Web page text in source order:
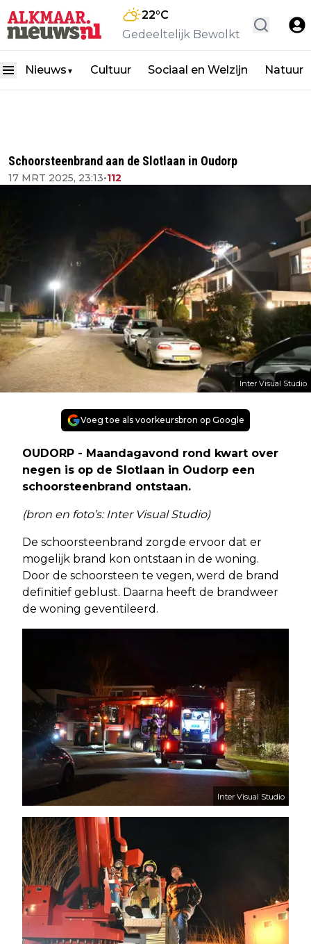
22°C
Gedeeltelijk Bewolkt
Nieuws ▼ Cultuur Sociaal en Welzijn Natuur
Schoorsteenbrand aan de Slotlaan in Oudorp
17 MRT 2025, 23:13•112
Inter Visual Studio
Voeg toe als voorkeursbron op Google
OUDORP - Maandagavond rond kwart over
negen is op de Slotlaan in Oudorp een
schoorsteenbrand ontstaan.
(bron en foto’s: Inter Visual Studio)
De schoorsteenbrand zorgde ervoor dat er
mogelijk brand kon ontstaan in de woning.
Door de schoorsteen te vegen, werd de brand
definitief geblust. Daarna heeft de brandweer
de woning geventileerd.
Inter Visual Studio